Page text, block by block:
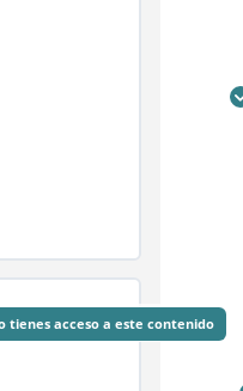
0/2
pasos
tienes acceso a este contenido